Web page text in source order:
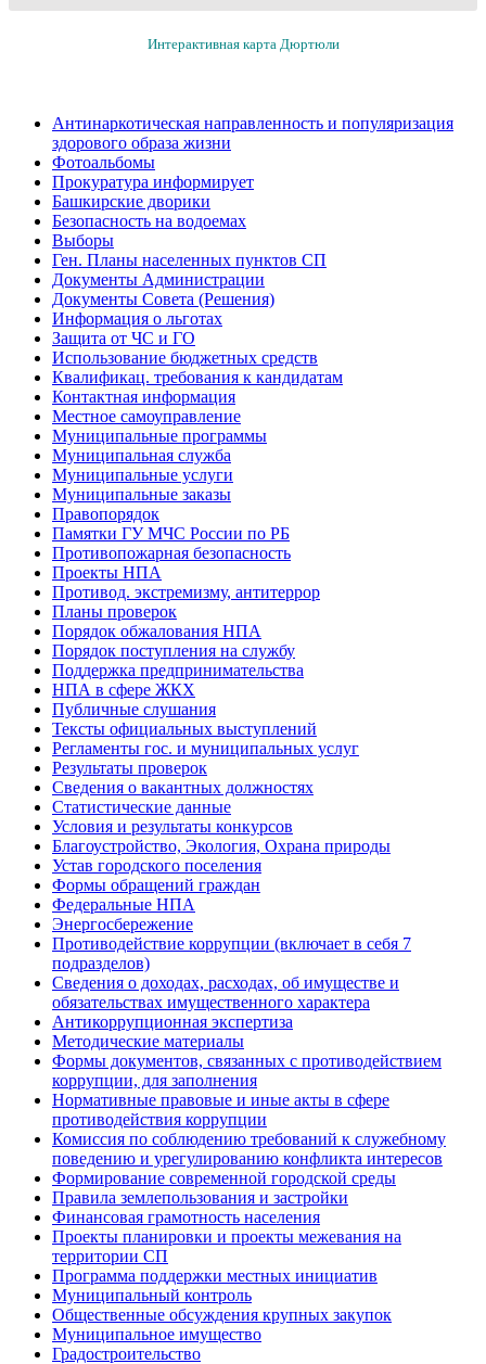
Интерактивная карта Дюртюли
Антинаркотическая направленность и популяризация
здорового образа жизни
Фотоальбомы
Прокуратура информирует
Башкирские дворики
Безопасность на водоемах
Выборы
Ген. Планы населенных пунктов СП
Документы Администрации
Документы Совета (Решения)
Информация о льготах
Защита от ЧС и ГО
Использование бюджетных средств
Квалификац. требования к кандидатам
Контактная информация
Местное самоуправление
Муниципальные программы
Муниципальная служба
Муниципальные услуги
Муниципальные заказы
Правопорядок
Памятки ГУ МЧС России по РБ
Противопожарная безопасность
Проекты НПА
Противод. экстремизму, антитеррор
Планы проверок
Порядок обжалования НПА
Порядок поступления на службу
Поддержка предпринимательства
НПА в сфере ЖКХ
Публичные слушания
Тексты официальных выступлений
Регламенты гос. и муниципальных услуг
Результаты проверок
Сведения о вакантных должностях
Статистические данные
Условия и результаты конкурсов
Благоустройство, Экология, Охрана природы
Устав городского поселения
Формы обращений граждан
Федеральные НПА
Энергосбережение
Противодействие коррупции (включает в себя 7
подразделов)
Сведения о доходах, расходах, об имуществе и
обязательствах имущественного характера
Антикоррупционная экспертиза
Методические материалы
Формы документов, связанных с противодействием
коррупции, для заполнения
Нормативные правовые и иные акты в сфере
противодействия коррупции
Комиссия по соблюдению требований к служебному
поведению и урегулированию конфликта интересов
Формирование современной городской среды
Правила землепользования и застройки
Финансовая грамотность населения
Проекты планировки и проекты межевания на
территории СП
Программа поддержки местных инициатив
Муниципальный контроль
Общественные обсуждения крупных закупок
Муниципальное имущество
Градостроительство